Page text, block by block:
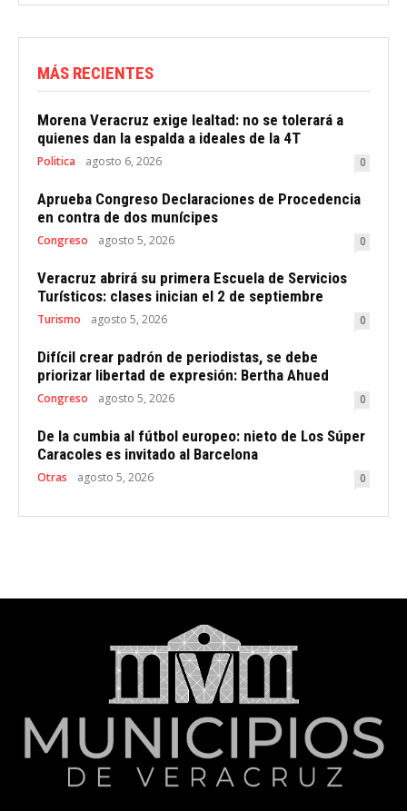
MÁS RECIENTES
Morena Veracruz exige lealtad: no se tolerará a
quienes dan la espalda a ideales de la 4T
Politica agosto 6, 2026 0
Aprueba Congreso Declaraciones de Procedencia
en contra de dos munícipes
Congreso agosto 5, 2026 0
Veracruz abrirá su primera Escuela de Servicios
Turísticos: clases inician el 2 de septiembre
Turismo agosto 5, 2026 0
Difícil crear padrón de periodistas, se debe
priorizar libertad de expresión: Bertha Ahued
Congreso agosto 5, 2026 0
De la cumbia al fútbol europeo: nieto de Los Súper
Caracoles es invitado al Barcelona
Otras agosto 5, 2026 0